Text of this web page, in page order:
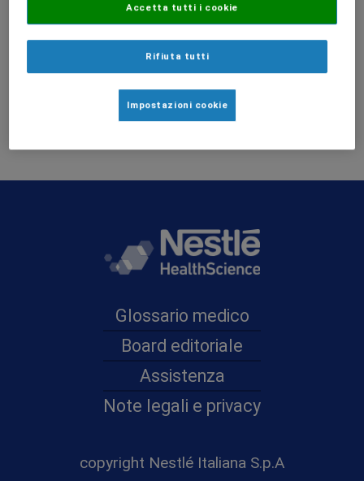
Glossario medico
Board editoriale
Assistenza
Note legali e privacy
copyright Nestlé Italiana S.p.A
Rifiuta tutti
Accetta tutti i cookie
Impostazioni cookie